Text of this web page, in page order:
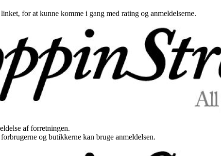
for at kunne komme i gang med rating og anmeldelserne.
af forretningen.
og butikkerne kan bruge anmeldelsen.